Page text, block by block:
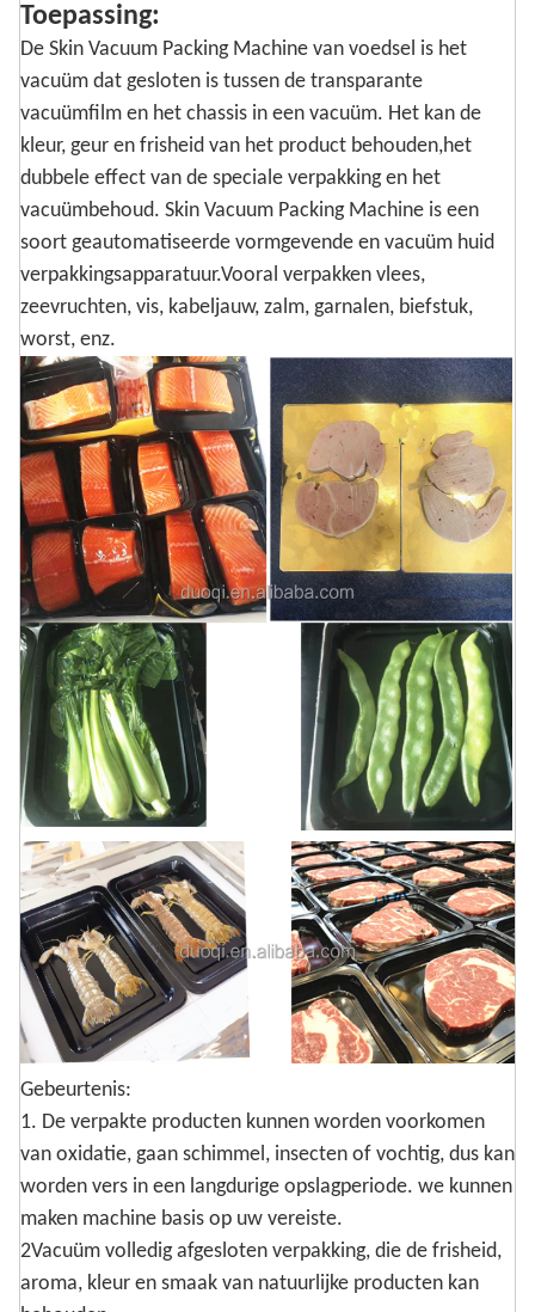
Toepassing:
De Skin Vacuum Packing Machine van voedsel is het
vacuüm dat gesloten is tussen de transparante
vacuümfilm en het chassis in een vacuüm. Het kan de
kleur, geur en frisheid van het product behouden,het
dubbele effect van de speciale verpakking en het
vacuümbehoud. Skin Vacuum Packing Machine is een
soort geautomatiseerde vormgevende en vacuüm huid
verpakkingsapparatuur.Vooral verpakken vlees,
zeevruchten, vis, kabeljauw, zalm, garnalen, biefstuk,
worst, enz.
Gebeurtenis:
1. De verpakte producten kunnen worden voorkomen
van oxidatie, gaan schimmel, insecten of vochtig, dus kan
worden vers in een langdurige opslagperiode. we kunnen
maken machine basis op uw vereiste.
2Vacuüm volledig afgesloten verpakking, die de frisheid,
aroma, kleur en smaak van natuurlijke producten kan